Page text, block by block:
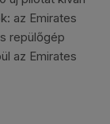
az Emirates
repülőgép
az Emirates